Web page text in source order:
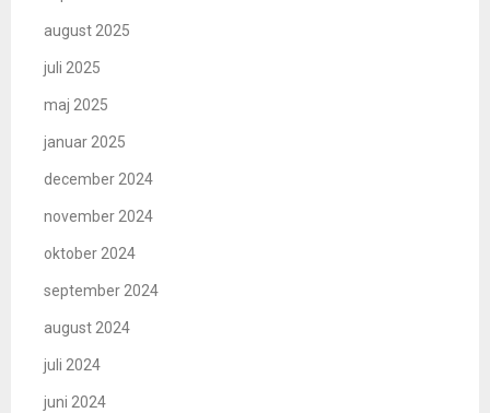
august 2025
juli 2025
maj 2025
januar 2025
december 2024
november 2024
oktober 2024
september 2024
august 2024
juli 2024
juni 2024